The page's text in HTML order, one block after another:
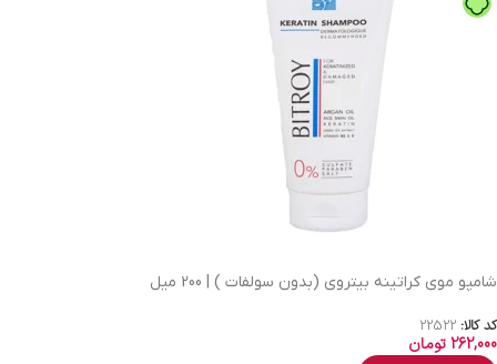
شامپو موی کراتینه بیتروی (بدون سولفات ) | 200 میل
کد کالا: 22522
262,000تومان